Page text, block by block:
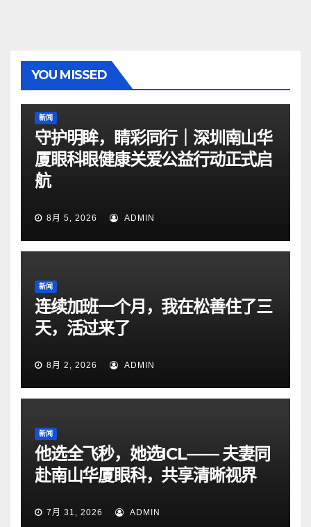
YOU MISSED
新闻
守护明眸，睛彩同行｜深圳南山华
厦眼科眼健康关爱公益行动正式启
航
8月 5, 2026 ADMIN
新闻
连续加班一个月，我在松善住了三
天，活过来了
8月 2, 2026 ADMIN
新闻
他选全飞秒，她选ICL—— 夫妻同
赴南山华厦眼科，共享清晰视界
7月 31, 2026 ADMIN